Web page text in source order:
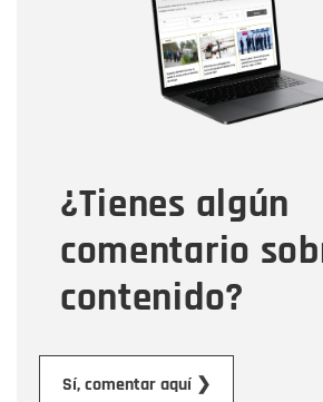
¿Tienes algún
comentario
contenido?
Sí, comentar aquí ❯
Correo electrónico
Tipo de comentario
Mensaje